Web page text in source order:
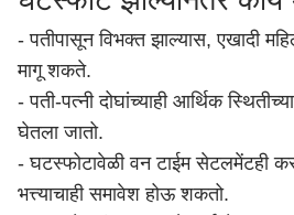
- पतीपासून विभक्त झाल्यास, एखादी
मागू शकते.
- पती-पत्नी दोघांच्याही आर्थिक
घेतला जातो.
- घटस्फोटावेळी वन टाईम सेटलमेंटही
भत्त्याचाही समावेश होऊ शकतो.